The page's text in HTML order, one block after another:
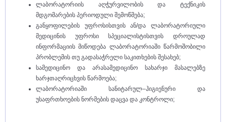
ლაბორატორიის აღჭურვილობის და ტექნიკის
მდგომარების პერიოდული შემოწმება;
განყოფილების უფროსისთვის ან/და ლაბორატორიული
მედიცინის უფროსი სპეციალისტისთვის დროულად
ინფორმაციის მიწოდება ლაბორატორიაში წარმოშობილი
პრობლემის თუ გადასაჭრელი საკითხების შესახებ;
სამედიცინო და არასამედიცინო სახარჯი მასალებზე
ხარჯთაღრიცხვის წარმოება;
ლაბორატორიაში სანიტარულ–ჰიგიენური და
უსაფრთხოების ნორმების დაცვა და კონტროლი;